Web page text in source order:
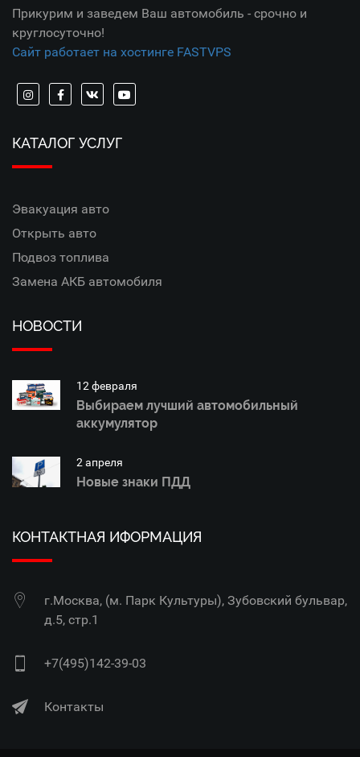
Прикурим и заведем Ваш автомобиль - срочно и
круглосуточно!
Сайт работает на хостинге FASTVPS
КАТАЛОГ УСЛУГ
Эвакуация авто
Открыть авто
Подвоз топлива
Замена АКБ автомобиля
НОВОСТИ
12 февраля
Выбираем лучший автомобильный
аккумулятор
2 апреля
Новые знаки ПДД
КОНТАКТНАЯ ИФОРМАЦИЯ
г.Москва, (м. Парк Культуры), Зубовский бульвар,
д.5, стр.1
+7(495)142-39-03
Контакты